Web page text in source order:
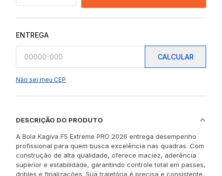
ENTREGA
CALCULAR
Não sei meu CEP
DESCRIÇÃO DO PRODUTO
A Bola Kagiva F5 Extreme PRO 2026 entrega desempenho
profissional para quem busca excelência nas quadras. Com
construção de alta qualidade, oferece maciez, aderência
superior e estabilidade, garantindo controle total em passes,
dribles e finalizações. Sua trajetória é precisa e consistente,